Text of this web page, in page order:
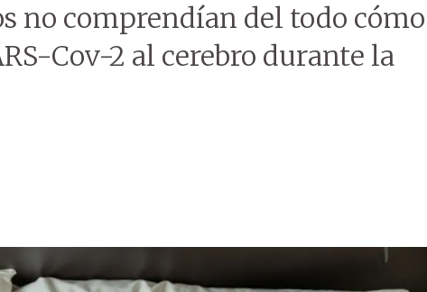
no comprendían del todo cómo
Cov-2 al cerebro durante la